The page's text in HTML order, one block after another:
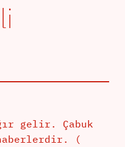
gelir. Çabuk
(